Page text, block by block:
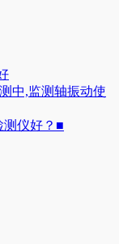
中,监测轴振动使
仪好？■